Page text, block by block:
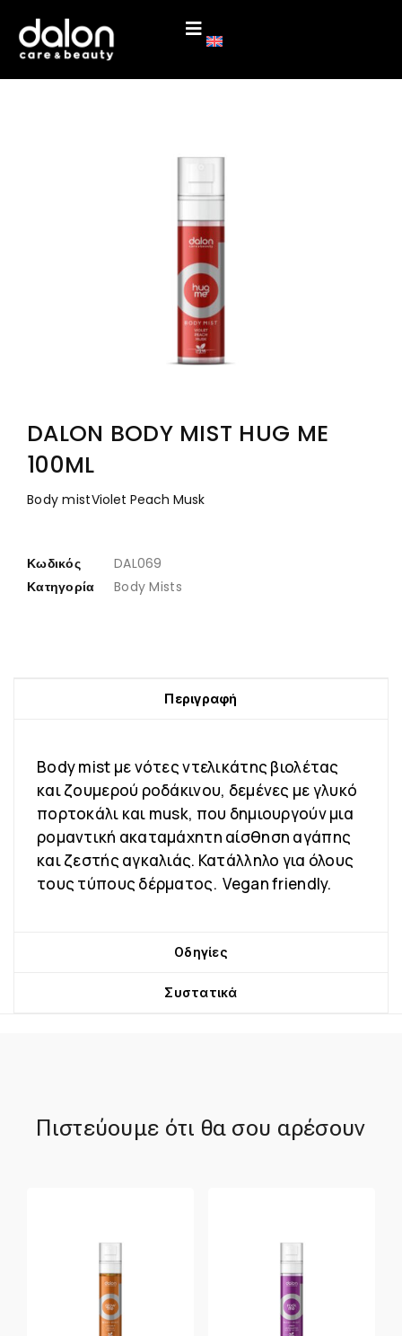
DALON BODY MIST HUG ME
100ML
Body mistViolet Peach Musk
Κωδικός
DAL069
Κατηγορία
Body Mists
Περιγραφή
Body mist με νότες ντελικάτης βιολέτας
και ζουμερού ροδάκινου, δεμένες με γλυκό
πορτοκάλι και musk, που δημιουργούν μια
ρομαντική ακαταμάχητη αίσθηση αγάπης
και ζεστής αγκαλιάς. Κατάλληλο για όλους
τους τύπους δέρματος. Vegan friendly.
Οδηγίες
Συστατικά
Πιστεύουμε ότι θα σου αρέσουν